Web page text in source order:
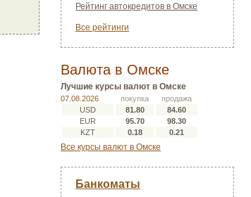
Рейтинг автокредитов в Омске
Все рейтинги
Валюта в Омске
Лучшие курсы валют в Омске
07.08.2026 покупка
продажа
USD
81.80
84.60
EUR
95.70
98.30
KZT
0.18 0.21
Все курсы валют в Омске
Банкоматы